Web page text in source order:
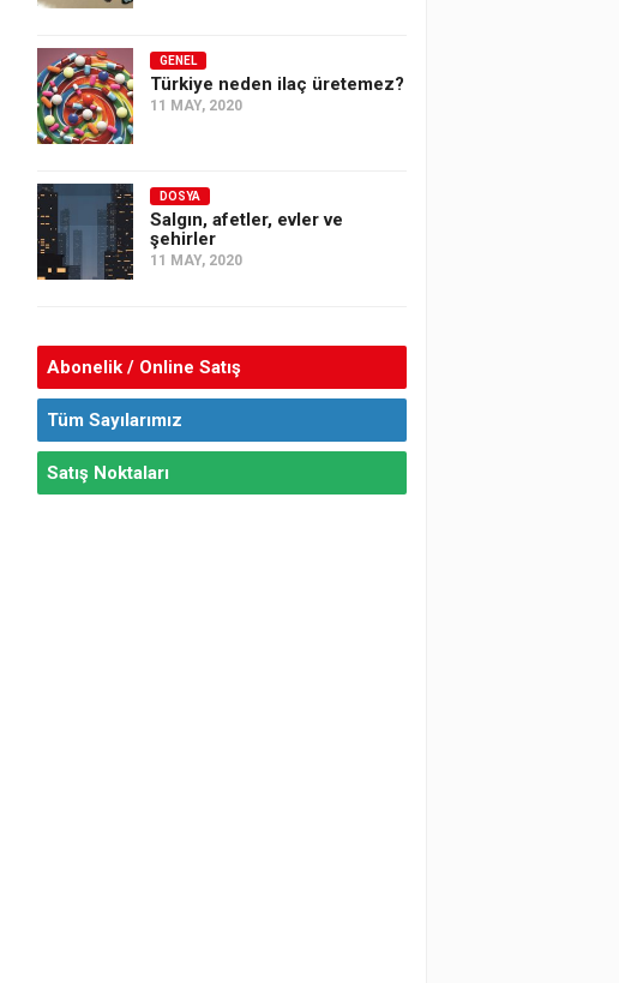
GENEL
Türkiye neden ilaç üretemez?
11 MAY, 2020
DOSYA
Salgın, afetler, evler ve
şehirler
11 MAY, 2020
Abonelik / Online Satış
Tüm Sayılarımız
Satış Noktaları